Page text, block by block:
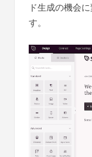
ド生成の機会
す。